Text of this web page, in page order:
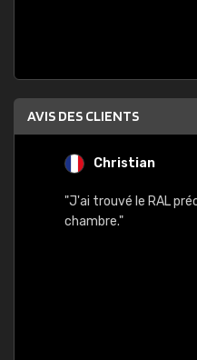
AVIS DES CLIENTS
Christian
"J'ai trouvé le RAL
chambre."